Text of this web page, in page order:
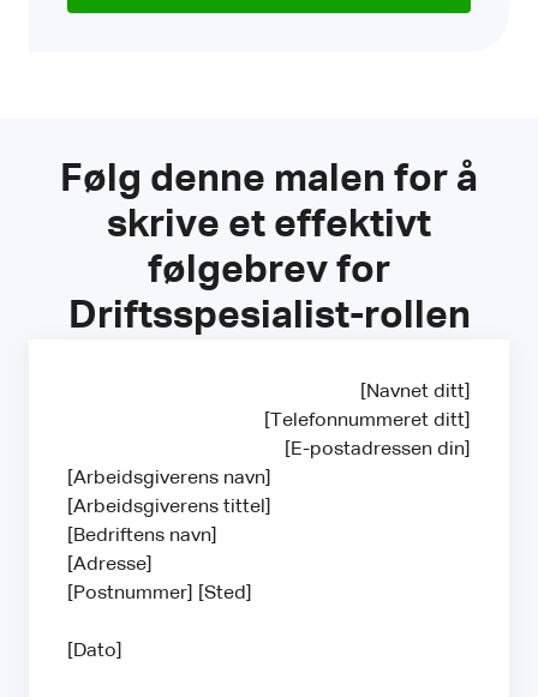
Følg denne malen for å
skrive et effektivt
følgebrev for
Driftsspesialist-rollen
[Navnet ditt]
[Telefonnummeret ditt]
[E-postadressen din]
[Arbeidsgiverens navn]
[Arbeidsgiverens tittel]
[Bedriftens navn]
[Adresse]
[Postnummer] [Sted]
[Dato]